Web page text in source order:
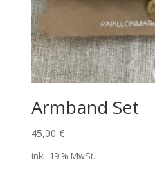
Armband Set
45,00 €
inkl. 19 % MwSt.